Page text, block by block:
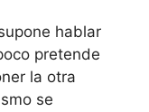
hablar
pretende
la otra
se